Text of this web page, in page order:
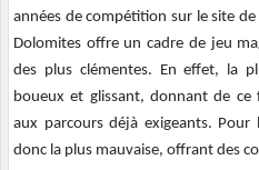
années de compétition sur le site
Dolomites offre un cadre de jeu
des plus clémentes. En effet, la
boueux et glissant, donnant de
aux parcours déjà exigeants.
donc la plus mauvaise, offrant des